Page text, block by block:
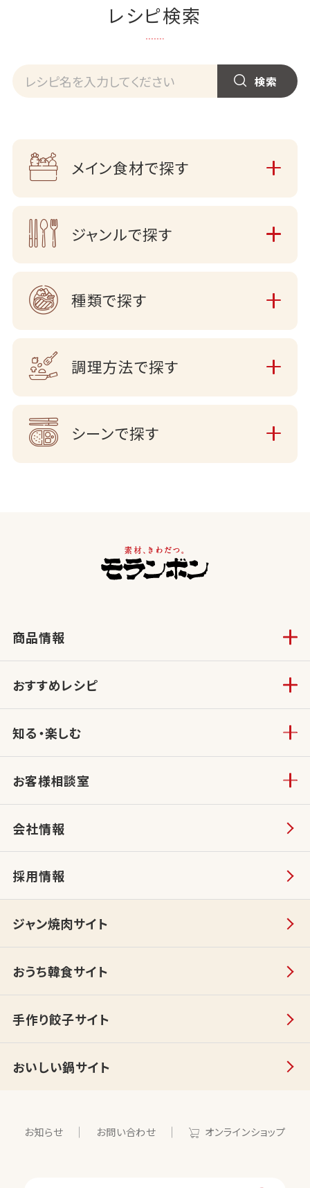
レシピ検索
メイン食材で探す
ジャンルで探す
種類で探す
調理方法で探す
シーンで探す
商品情報
おすすめレシピ
知る・楽しむ
お客様相談室
会社情報
採用情報
ジャン焼肉サイト
おうち韓食サイト
手作り餃子サイト
おいしい鍋サイト
お知らせ お問い合わせ オンラインショップ